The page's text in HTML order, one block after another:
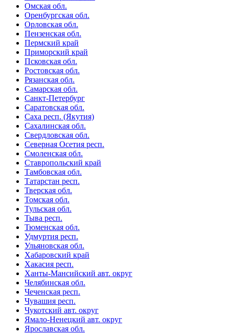
Омская обл.
Оренбургская обл.
Орловская обл.
Пензенская обл.
Пермский край
Приморский край
Псковская обл.
Ростовская обл.
Рязанская обл.
Самарская обл.
Санкт-Петербург
Саратовская обл.
Саха респ. (Якутия)
Сахалинская обл.
Свердловская обл.
Северная Осетия респ.
Смоленская обл.
Ставропольский край
Тамбовская обл.
Татарстан респ.
Тверская обл.
Томская обл.
Тульская обл.
Тыва респ.
Тюменская обл.
Удмуртия респ.
Ульяновская обл.
Хабаровский край
Хакасия респ.
Ханты-Мансийский авт. округ
Челябинская обл.
Чеченская респ.
Чувашия респ.
Чукотский авт. округ
Ямало-Ненецкий авт. округ
Ярославская обл.